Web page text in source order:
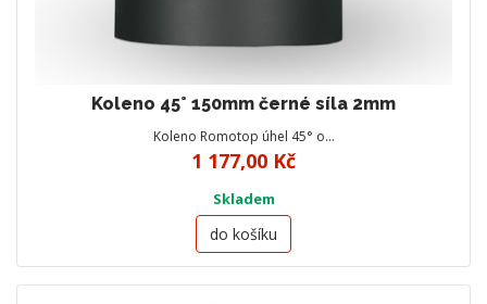
Koleno 45° 150mm černé síla 2mm
Koleno Romotop úhel 45° o…
1 177,00 Kč
Skladem
do košíku